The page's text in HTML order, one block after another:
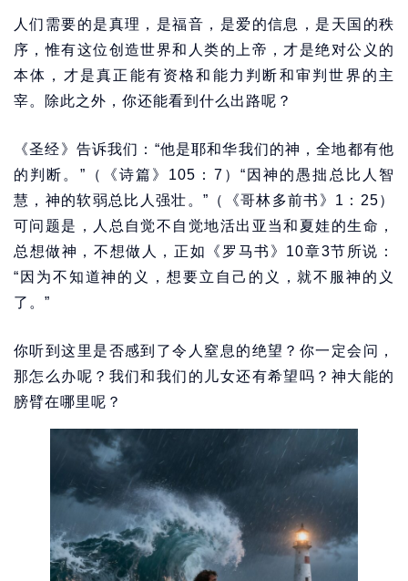
人们需要的是真理，是福音，是爱的信息，是天国的秩
序，惟有这位创造世界和人类的上帝，才是绝对公义的
本体，才是真正能有资格和能力判断和审判世界的主
宰。除此之外，你还能看到什么出路呢？
《圣经》告诉我们：“他是耶和华我们的神，全地都有他
的判断。”（《诗篇》105：7）“因神的愚拙总比人智
慧，神的软弱总比人强壮。”（《哥林多前书》1：25）
可问题是，人总自觉不自觉地活出亚当和夏娃的生命，
总想做神，不想做人，正如《罗马书》10章3节所说：
“因为不知道神的义，想要立自己的义，就不服神的义
了。”
你听到这里是否感到了令人窒息的绝望？你一定会问，
那怎么办呢？我们和我们的儿女还有希望吗？神大能的
膀臂在哪里呢？